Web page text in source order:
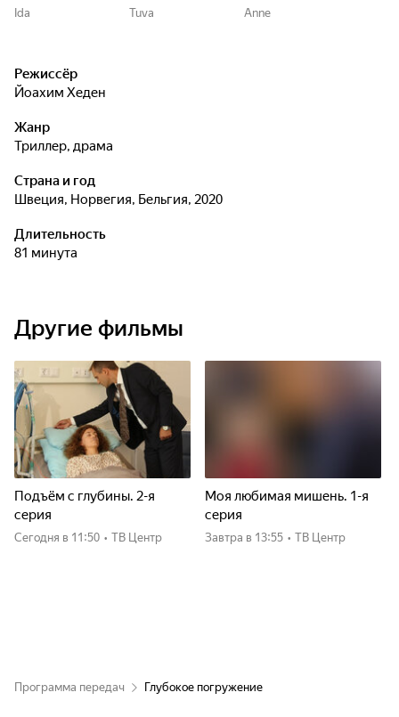
Ida Tuva Anne
Режиссёр
Йоахим Хеден
Жанр
триллер, драма
Страна и год
Швеция, Норвегия, Бельгия, 2020
Длительность
81 минута
Другие фильмы
Подъём с глубины. 2-я
серия
Сегодня в 11:50 • ТВ Центр
Моя любимая мишень. 1-я
серия
Завтра в 13:55 • ТВ Центр
Программа передач Глубокое погружение